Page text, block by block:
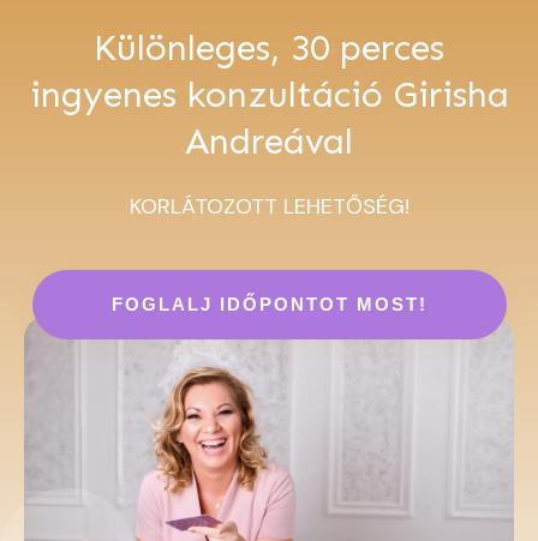
Különleges, 30 perces
ingyenes konzultáció Girisha
Andreával
KORLÁTOZOTT LEHETŐSÉG!
FOGLALJ IDŐPONTOT MOST!